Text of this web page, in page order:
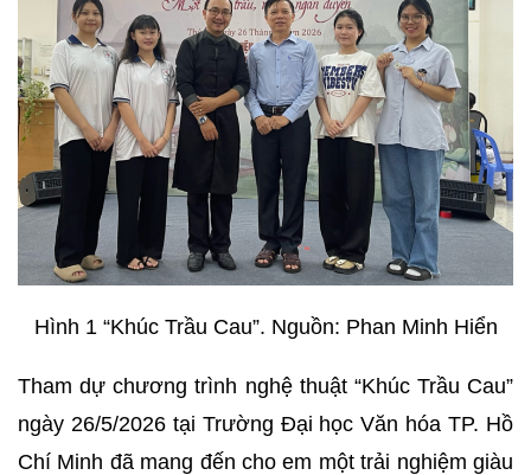
Hình 1 “Khúc Trầu Cau”. Nguồn: Phan Minh Hiển
Tham dự chương trình nghệ thuật “Khúc Trầu Cau”
ngày 26/5/2026 tại Trường Đại học Văn hóa TP. Hồ
Chí Minh đã mang đến cho em một trải nghiệm giàu